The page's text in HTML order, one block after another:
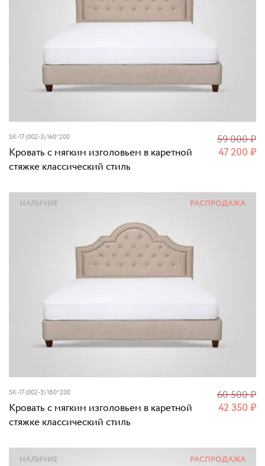
SK-17 (002-3) 160*200
Кровать с мягким изголовьем в каретной
стяжке классический стиль
47 200₽
59 000₽
SK-17 (002-3) 180*200
Кровать с мягким изголовьем в каретной
стяжке классический стиль
42 350₽
60 500₽
РАСПРОДАЖА
НАЛИЧИЕ
РАСПРОДАЖА
НАЛИЧИЕ